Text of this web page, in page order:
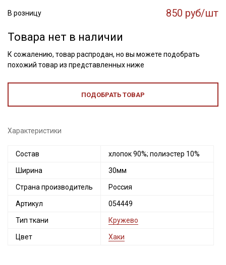
В розницу 850 руб/шт
Товара нет в наличии
К сожалению, товар распродан, но вы можете подобрать
похожий товар из представленных ниже
ПОДОБРАТЬ ТОВАР
Характеристики
Состав хлопок 90%; полиэстер 10%
Ширина 30мм
Страна производитель Россия
Артикул 054449
Тип ткани Кружево
Цвет Хаки